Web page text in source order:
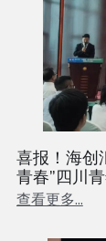
喜报！海创
青春”四川
查看更多...